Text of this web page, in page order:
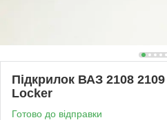
Підкрилок ВАЗ 2108 2109
Locker
Готово до відправки